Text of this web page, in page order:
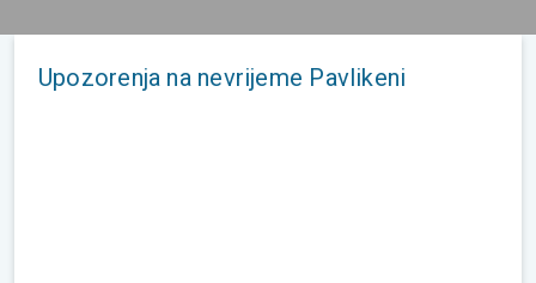
Upozorenja na nevrijeme Pavlikeni